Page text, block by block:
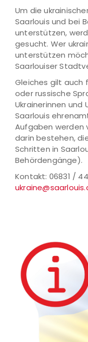
Um die
Saarlouis und bei
unterstützen,
gesucht. Wer
unterstützen
Saarlouiser
Gleiches gilt auch
oder russische
Ukrainerinnen und
Saarlouis
Aufgaben werden
darin bestehen,
Schritten in
Behördengänge).
Kontakt: 06831 /